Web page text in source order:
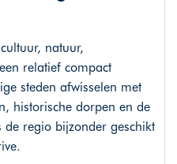
natuur,
relatief compact
steden afwisselen met
historische dorpen en de
regio bijzonder geschikt